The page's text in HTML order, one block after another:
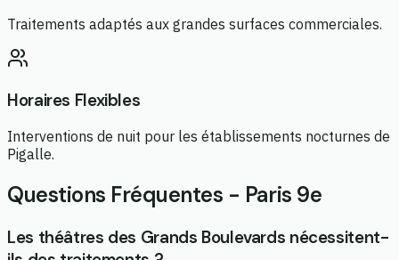
Traitements adaptés aux grandes surfaces commerciales.
Horaires Flexibles
Interventions de nuit pour les établissements nocturnes de
Pigalle.
Questions Fréquentes - Paris 9e
Les théâtres des Grands Boulevards nécessitent-